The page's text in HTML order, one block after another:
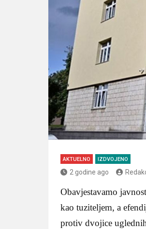
AKTUELNO IZDVOJENO
2 godine ago
Obavjestavamo
kao tuziteljem, a
protiv dvojice